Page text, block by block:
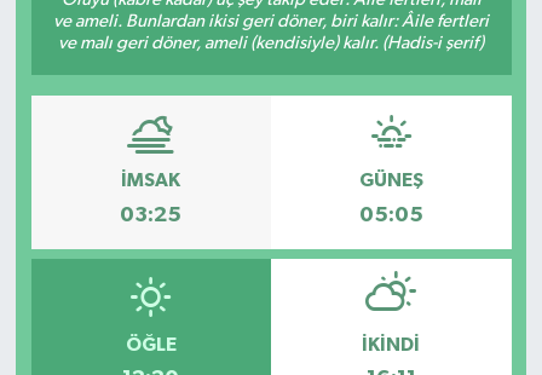
ve ameli. Bunlardan ikisi geri döner, biri kalır: Âile fertleri
ve malı geri döner, ameli (kendisiyle) kalır. (Hadis-i şerif)
İMSAK
03:25
GÜNEŞ
05:05
ÖĞLE İKINDI
Medya
Sinema
Sivil Toplum
Siyaset